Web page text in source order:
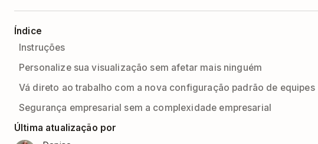
Índice
Instruções
Personalize sua visualização sem afetar mais ninguém
Vá direto ao trabalho com a nova configuração padrão de equipes
Segurança empresarial sem a complexidade empresarial
Última atualização por